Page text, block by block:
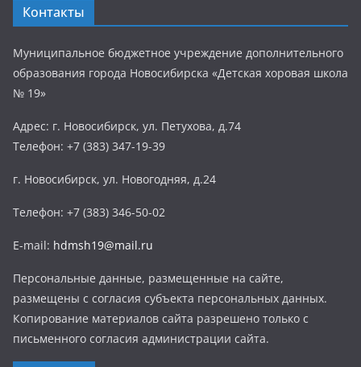
Контакты
Муниципальное бюджетное учреждение дополнительного
образования города Новосибирска «Детская хоровая школа
№ 19»
Адрес: г. Новосибирск, ул. Петухова, д.74
Телефон: +7 (383) 347-19-39
г. Новосибирск, ул. Новогодняя, д.24
Телефон: +7 (383) 346-50-02
E-mail: hdmsh19@mail.ru
Персональные данные, размещенные на сайте,
размещены с согласия субъекта персональных данных.
Копирование материалов сайта разрешено только с
письменного согласия администрации сайта.